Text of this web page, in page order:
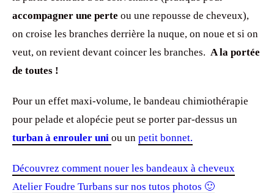
accompagner une perte ou une repousse de cheveux),
on croise les branches derrière la nuque, on noue et si on
veut, on revient devant coincer les branches. A la portée
de toutes !
Pour un effet maxi-volume, le bandeau chimiothérapie
pour pelade et alopécie peut se porter par-dessus un
turban à enrouler uni ou un petit bonnet.
Découvrez comment nouer les bandeaux à cheveux
Atelier Foudre Turbans sur nos tutos photos 🙂